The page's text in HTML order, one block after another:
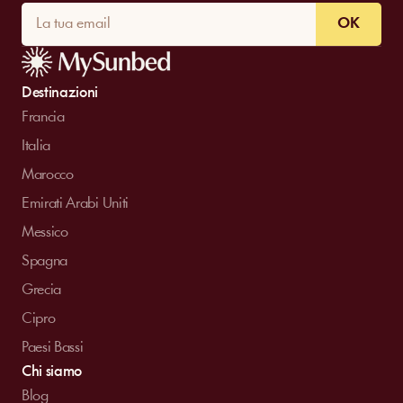
OK
Destinazioni
Francia
Italia
Marocco
Emirati Arabi Uniti
Messico
Spagna
Grecia
Cipro
Paesi Bassi
Chi siamo
Blog